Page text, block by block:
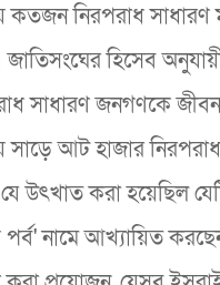
কতজন নিরপরাধ সাধারণ
জাতিসংঘের হিসেব
সাধারণ জনগণকে
সাড়ে আট হাজার
উৎখাত করা হয়েছিল
পর্ব' নামে আখ্যায়িত